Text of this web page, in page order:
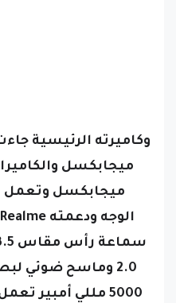
ميجابكسل وتعمل
الوجه
2.0 وماسح ضوئي